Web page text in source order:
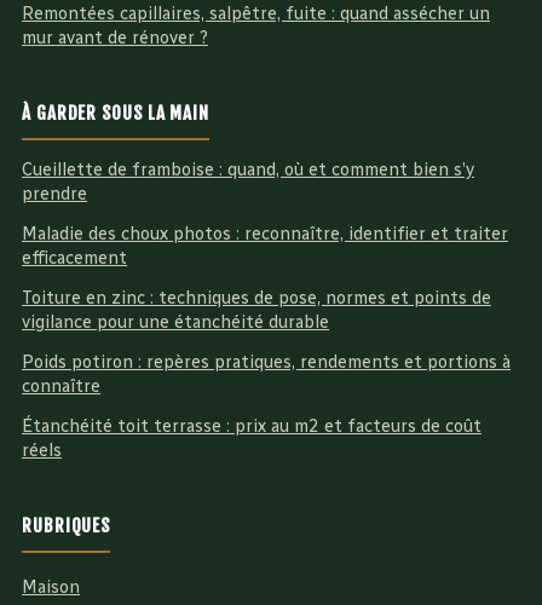
Remontées capillaires, salpêtre, fuite : quand assécher un
mur avant de rénover ?
À GARDER SOUS LA MAIN
Cueillette de framboise : quand, où et comment bien s’y
prendre
Maladie des choux photos : reconnaître, identifier et traiter
efficacement
Toiture en zinc : techniques de pose, normes et points de
vigilance pour une étanchéité durable
Poids potiron : repères pratiques, rendements et portions à
connaître
Étanchéité toit terrasse : prix au m2 et facteurs de coût
réels
RUBRIQUES
Maison